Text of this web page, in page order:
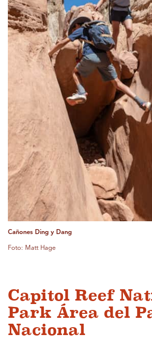
Cañones Ding y Dang
Foto: Matt Hage
Capitol Reef
Park Área del
Nacional